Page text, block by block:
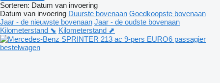
Sorteren: Datum van invoering
Datum van invoering Duurste bovenaan Goedkoopste bovenaan
Jaar - de nieuwste bovenaan Jaar - de oudste bovenaan
Kilometerstand ⬊ Kilometerstand ⬈